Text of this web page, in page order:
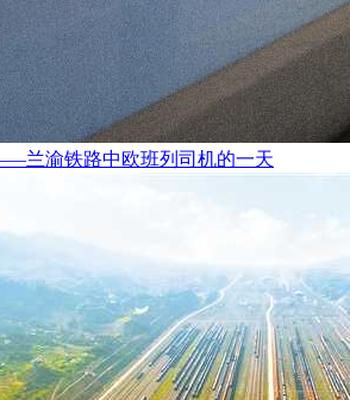
兰渝铁路中欧班列司机的一天